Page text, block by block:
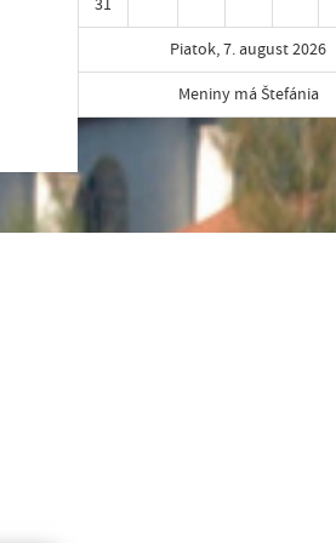
Piatok, 7. august 2026
Meniny má Štefánia